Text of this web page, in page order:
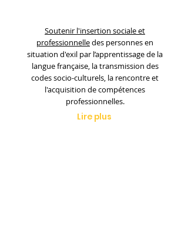
Soutenir l'insertion sociale et
professionnelledes personnes en
situation d'exil par l’apprentissage de la
langue française, la transmission des
codes socio-culturels, la rencontre et
l'acquisition de compétences
professionnelles.
Lire plus